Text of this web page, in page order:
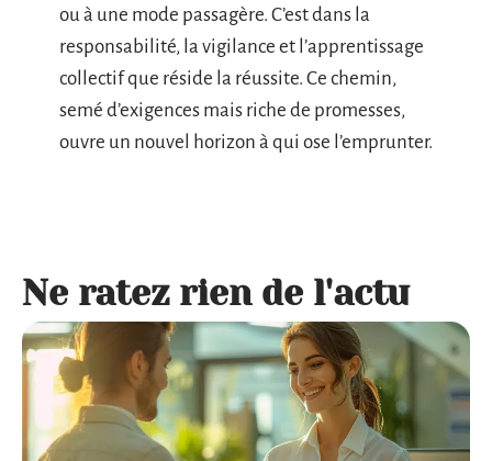
ou à une mode passagère. C’est dans la
responsabilité, la vigilance et l’apprentissage
collectif que réside la réussite. Ce chemin,
semé d’exigences mais riche de promesses,
ouvre un nouvel horizon à qui ose l’emprunter.
Ne ratez rien de l'actu